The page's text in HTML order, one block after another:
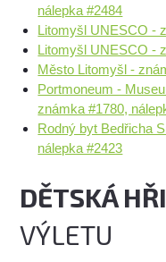
nálepka #2484
Litomyšl UNESCO -
Litomyšl UNESCO -
Město Litomyšl -
Portmoneum -
známka #1780,
Rodný byt Bedřicha
nálepka #2423
DĚTSKÁ
VÝLETU